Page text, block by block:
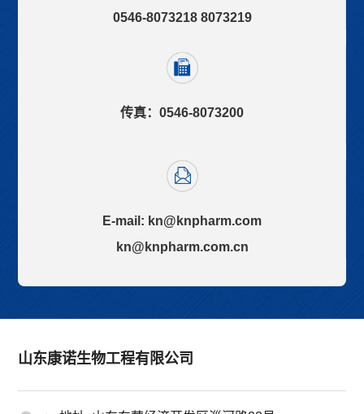
0546-8073218 8073219
传真：0546-8073200
E-mail: kn@knpharm.com
kn@knpharm.com.cn
山东康诺生物工程有限公司